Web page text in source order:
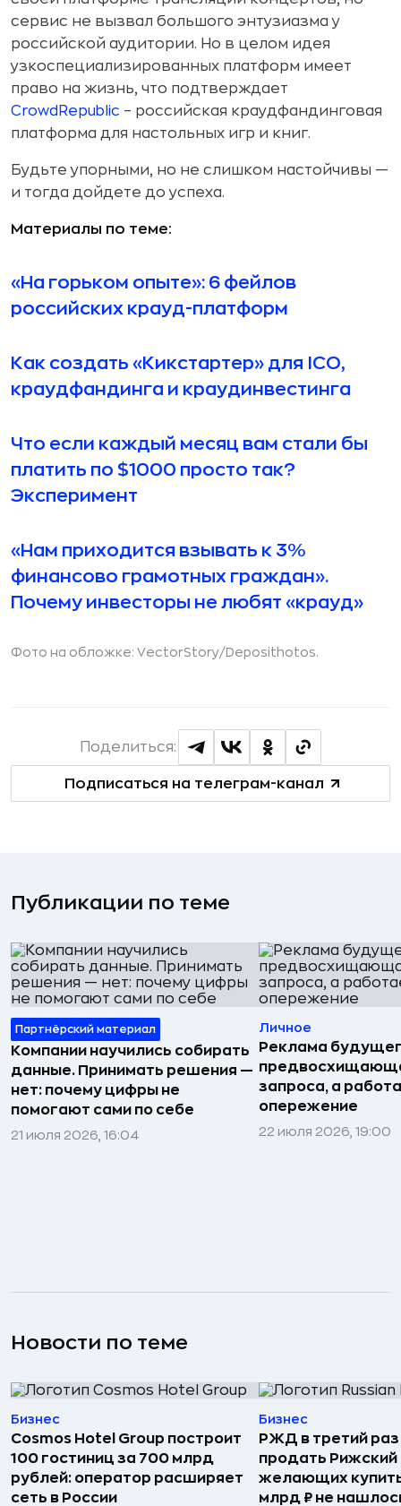
сервис не вызвал большого энтузиазма у
российской аудитории. Но в целом идея
узкоспециализированных платформ имеет
право на жизнь, что подтверждает
CrowdRepublic – российская краудфандинговая
платформа для настольных игр и книг.
Будьте упорными, но не слишком настойчивы —
и тогда дойдете до успеха.
Материалы по теме:
«На горьком опыте»: 6 фейлов
российских крауд-платформ
Как создать «Кикстартер» для ICO,
краудфандинга и краудинвестинга
Что если каждый месяц вам стали бы
платить по $1000 просто так?
Эксперимент
«Нам приходится взывать к 3%
финансово грамотных граждан».
Почему инвеcторы не любят «крауд»
Фото на обложке: VectorStory/Deposithotos.
Подписаться на телеграм-канал
Поделиться:
Публикации по теме
Партнёрский материал
Компании научились собирать
данные. Принимать решения —
нет: почему цифры не
помогают сами по себе
21 июля 2026, 16:04
Личное
Реклама
запроса, а
опережение
22 июля 2026, 19:00
Новости по теме
Бизнес
Cosmos Hotel Group построит
100 гостиниц за 700 млрд
рублей: оператор расширяет
сеть в России
Бизнес
РЖД в третий
продать Рижский
желающих
млрд ₽ не